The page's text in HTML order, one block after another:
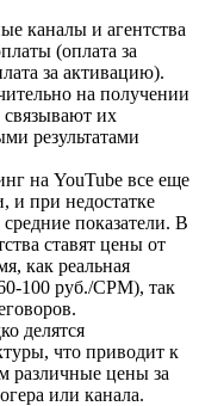
каналы и агентства
(оплата за
за активацию).
на получении
их
результатами
на YouTube все еще
и при недостатке
показатели. В
ставят цены от
как реальная
100 руб./CPM), так
делятся
что приводит к
различные цены за
или канала.